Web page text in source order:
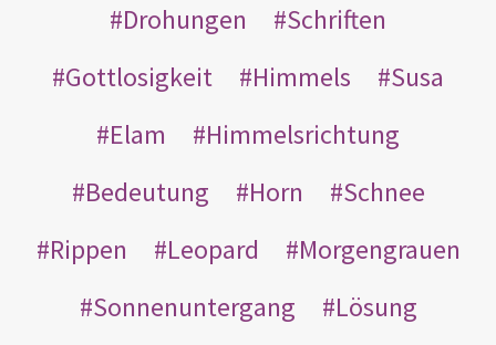
Drohungen
Schriften
Gottlosigkeit
Himmels
Susa
Elam
Himmelsrichtung
Bedeutung
Horn
Schnee
Rippen
Leopard
Morgengrauen
Sonnenuntergang
Lösung